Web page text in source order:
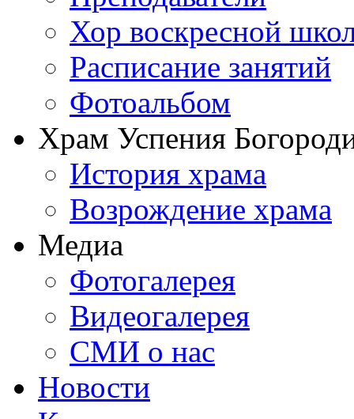
Хор воскресной
Расписание занятий
Фотоальбом
Храм Успения
История храма
Возрождение храма
Медиа
Фотогалерея
Видеогалерея
СМИ о нас
Новости